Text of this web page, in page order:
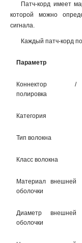
Патч-корд имеет
которой можно
сигнала.
Каждый патч-корд
Параметр
Коннектор /
полировка
Категория
Тип волокна
Класс волокна
Материал внешней
оболочки
Диаметр внешней
оболочки